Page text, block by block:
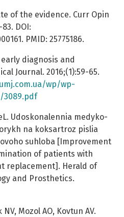
of the evidence. Curr Opin
DOI:
PMID: 25775186.
diagnosis and
Journal. 2016;(1):59-65.
wp/wp-
3089.pdf
Udoskonalennia medyko-
na koksartroz pislia
suhloba [Improvement
of patients with
replacement]. Herald of
and Prosthetics.
Mozol AO, Kovtun AV.